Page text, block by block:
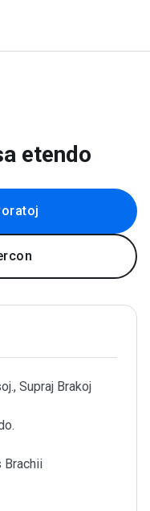
etendo
Supraj Brakoj
Brachii